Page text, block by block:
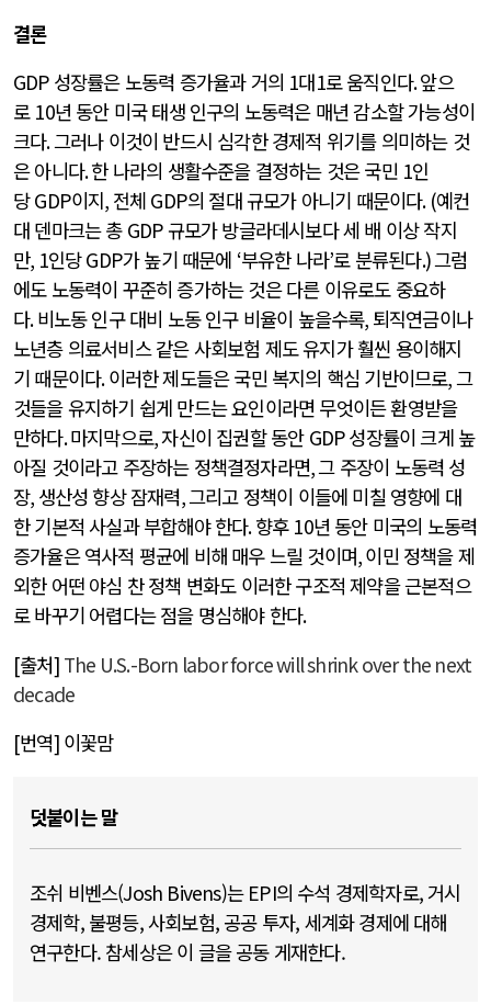
결론
GDP 성장률은 노동력 증가율과 거의 1대1로 움직인다.앞으
로 10년 동안 미국 태생 인구의 노동력은 매년 감소할 가능성이
크다.그러나 이것이 반드시 심각한 경제적 위기를 의미하는 것
은 아니다.한 나라의 생활수준을 결정하는 것은 국민 1인
당GDP이지, 전체 GDP의 절대 규모가 아니기 때문이다. (예컨
대 덴마크는 총 GDP 규모가 방글라데시보다 세 배 이상 작지
만, 1인당GDP가 높기 때문에 ‘부유한 나라’로 분류된다.)그럼
에도 노동력이 꾸준히 증가하는 것은 다른 이유로도 중요하
다.비노동 인구 대비 노동 인구 비율이 높을수록, 퇴직연금이나
노년층 의료서비스 같은 사회보험 제도 유지가 훨씬 용이해지
기 때문이다.이러한 제도들은 국민 복지의 핵심 기반이므로,그
것들을 유지하기 쉽게 만드는 요인이라면 무엇이든 환영받을
만하다.마지막으로,자신이 집권할 동안 GDP성장률이 크게 높
아질 것이라고 주장하는 정책결정자라면,그 주장이 노동력 성
장, 생산성 향상 잠재력,그리고 정책이 이들에 미칠 영향에 대
한 기본적 사실과 부합해야 한다.향후 10년 동안 미국의 노동력
증가율은 역사적 평균에 비해 매우 느릴 것이며,이민 정책을 제
외한 어떤 야심 찬 정책 변화도 이러한 구조적 제약을 근본적으
로 바꾸기 어렵다는 점을 명심해야 한다.
[출처] The U.S.-Born labor force will shrink over the next
decade
[번역] 이꽃맘
덧붙이는 말
조쉬 비벤스(Josh Bivens)는 EPI의 수석 경제학자로, 거시
경제학, 불평등, 사회보험, 공공 투자, 세계화 경제에 대해
연구한다. 참세상은 이 글을 공동 게재한다.